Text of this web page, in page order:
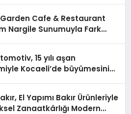
Cafe & Restaurant
Nargile Sunumuyla Fark
15 yılı aşan
Kocaeli’de büyümesini
El Yapımı Bakır Ürünleriyle
Zanaatkârlığı Modern